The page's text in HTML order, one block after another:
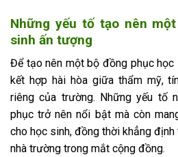
Những yếu tố tạo nên
sinh ấn tượng
Để tạo nên một bộ đồng phục
kết hợp hài hòa giữa thẩm mỹ,
riêng của trường. Những yếu tố
phục trở nên nổi bật mà còn
cho học sinh, đồng thời khẳng
nhà trường trong mắt cộng đồng.